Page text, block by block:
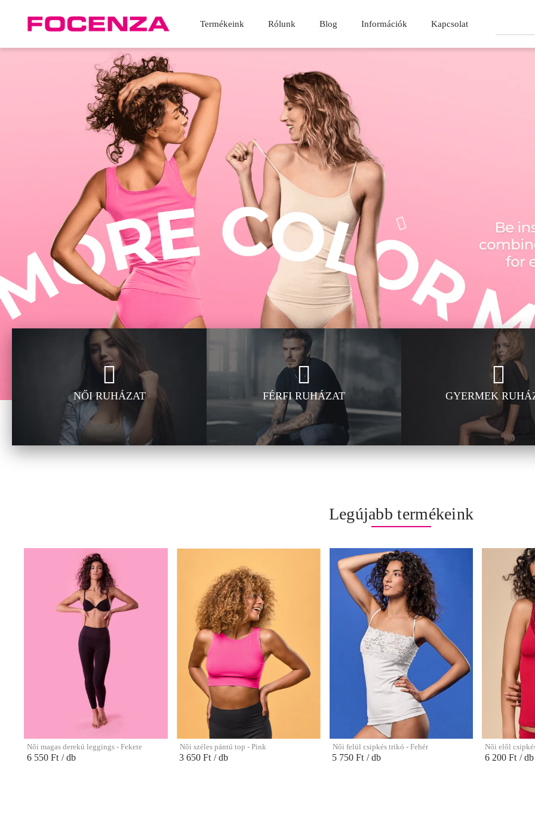
Focenza
Shop
Termékeink Rólunk Blog Információk Kapcsolat
NŐI RUHÁZAT FÉRFI RUHÁZAT GYERMEK
Legújabb termékeink
Női magas derekú leggings - Fekete
6 550 Ft / db
Női széles pántú top - Pink
3 650 Ft / db
Női felül csipkés trikó - Fehér
5 750 Ft / db
Női elől
6 200 Ft / db